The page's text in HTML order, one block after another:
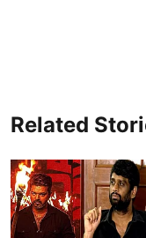
Related